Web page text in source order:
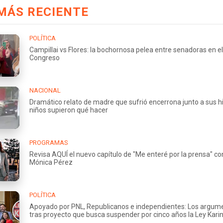
RECIENTE
POLÍTICA
Campillai vs Flores: la bochornosa pelea entre senadoras en el
Congreso
NACIONAL
Dramático relato de madre que sufrió encerrona junto a sus
niños supieron qué hacer
PROGRAMAS
Revisa AQUÍ el nuevo capítulo de "Me enteré por la prensa"
Mónica Pérez
POLÍTICA
Apoyado por PNL, Republicanos e independientes: Los
tras proyecto que busca suspender por cinco años la Ley Karin